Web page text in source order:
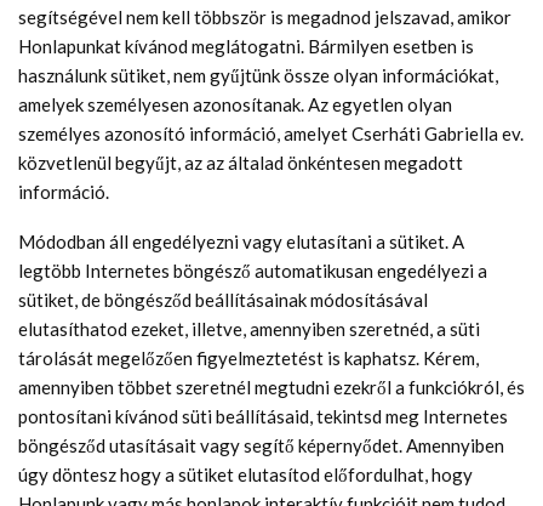
segítségével nem kell többször is megadnod jelszavad, amikor
Honlapunkat kívánod meglátogatni. Bármilyen esetben is
használunk sütiket, nem gyűjtünk össze olyan információkat,
amelyek személyesen azonosítanak. Az egyetlen olyan
személyes azonosító információ, amelyet Cserháti Gabriella ev.
közvetlenül begyűjt, az az általad önkéntesen megadott
információ.
Módodban áll engedélyezni vagy elutasítani a sütiket. A
legtöbb Internetes böngésző automatikusan engedélyezi a
sütiket, de böngésződ beállításainak módosításával
elutasíthatod ezeket, illetve, amennyiben szeretnéd, a süti
tárolását megelőzően figyelmeztetést is kaphatsz. Kérem,
amennyiben többet szeretnél megtudni ezekről a funkciókról, és
pontosítani kívánod süti beállításaid, tekintsd meg Internetes
böngésződ utasításait vagy segítő képernyődet. Amennyiben
úgy döntesz hogy a sütiket elutasítod előfordulhat, hogy